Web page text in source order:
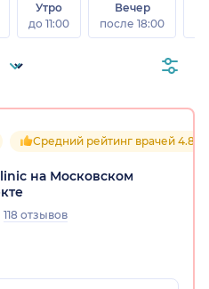
Утро
до 11:00
Вечер
после 18:00
Средний рейтинг врачей 4.8
на Московском
118 отзывов